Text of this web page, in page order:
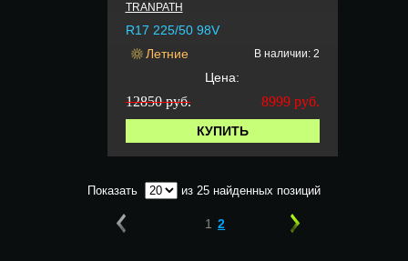
TRANPATH
R17 225/50 98V
Летние
В наличии: 2
Цена:
12850 руб. 8999 руб.
КУПИТЬ
Показать из 25 найденных позиций
1 2